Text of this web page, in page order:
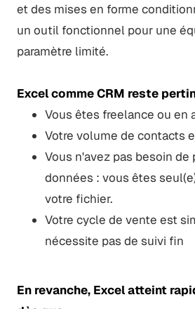
et des mises en forme
un outil fonctionnel pour une
paramètre limité.
Excel comme CRM reste
Vous êtes freelance ou en
Votre volume de contacts
Vous n'avez pas besoin de
données : vous êtes
votre fichier.
Votre cycle de vente est
nécessite pas de suivi fin
En revanche, Excel atteint